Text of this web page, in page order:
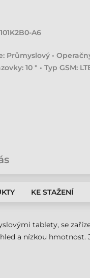
A6
Průmyslový •
10 " • Typ GSM:
KE STAŽENÍ
tablety, se
a nízkou